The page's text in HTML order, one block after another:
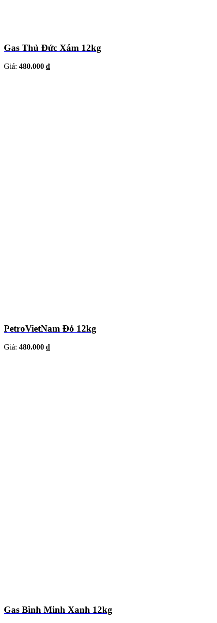
Gas Thủ Đức Xám 12kg
Giá: 480.000 ₫
PetroVietNam Đỏ 12kg
Giá: 480.000 ₫
Gas Bình Minh Xanh 12kg